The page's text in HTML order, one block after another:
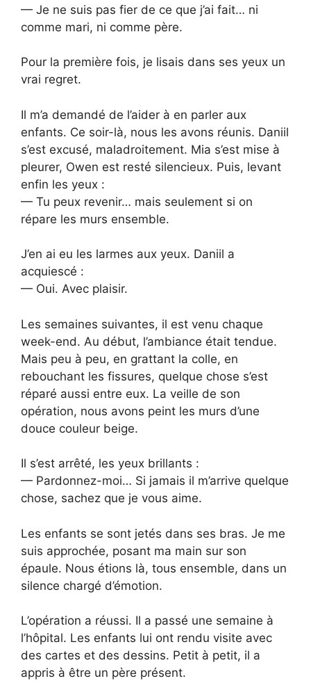
— Je ne suis pas fier de ce que j’ai fait… ni
comme mari, ni comme père.
Pour la première fois, je lisais dans ses yeux un
vrai regret.
Il m’a demandé de l’aider à en parler aux
enfants. Ce soir-là, nous les avons réunis. Daniil
s’est excusé, maladroitement. Mia s’est mise à
pleurer, Owen est resté silencieux. Puis, levant
enfin les yeux :
— Tu peux revenir… mais seulement si on
répare les murs ensemble.
J’en ai eu les larmes aux yeux. Daniil a
acquiescé :
— Oui. Avec plaisir.
Les semaines suivantes, il est venu chaque
week-end. Au début, l’ambiance était tendue.
Mais peu à peu, en grattant la colle, en
rebouchant les fissures, quelque chose s’est
réparé aussi entre eux. La veille de son
opération, nous avons peint les murs d’une
douce couleur beige.
Il s’est arrêté, les yeux brillants :
— Pardonnez-moi… Si jamais il m’arrive quelque
chose, sachez que je vous aime.
Les enfants se sont jetés dans ses bras. Je me
suis approchée, posant ma main sur son
épaule. Nous étions là, tous ensemble, dans un
silence chargé d’émotion.
L’opération a réussi. Il a passé une semaine à
l’hôpital. Les enfants lui ont rendu visite avec
des cartes et des dessins. Petit à petit, il a
appris à être un père présent.